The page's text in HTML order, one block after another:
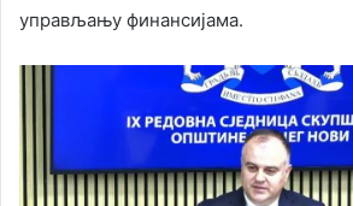
управљању финансијама.